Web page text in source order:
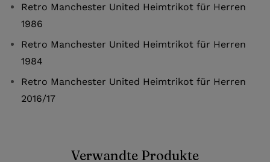
Retro Manchester United Heimtrikot für Herren
1986
Retro Manchester United Heimtrikot für Herren
1984
Retro Manchester United Heimtrikot für Herren
2016/17
Verwandte Produkte